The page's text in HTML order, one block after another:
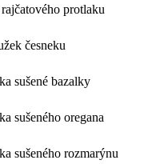
protlaku
česneku
sušené bazalky
sušeného oregana
sušeného rozmarýnu